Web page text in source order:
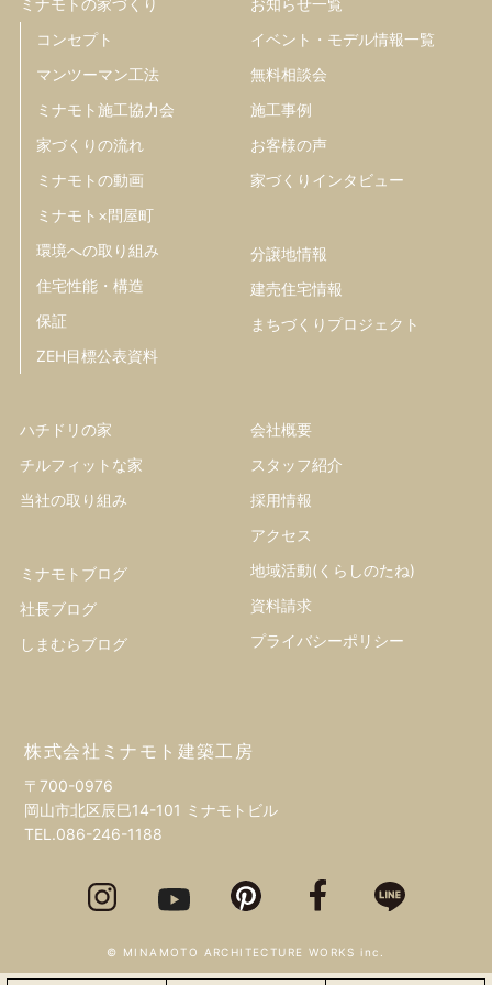
ミナモトの家づくり
コンセプト
マンツーマン工法
ミナモト施工協力会
家づくりの流れ
ミナモトの動画
ミナモト×問屋町
環境への取り組み
住宅性能・構造
保証
ZEH目標公表資料
お知らせ一覧
イベント・モデル情報一覧
無料相談会
施工事例
お客様の声
家づくりインタビュー
分譲地情報
建売住宅情報
まちづくりプロジェクト
ハチドリの家
チルフィットな家
当社の取り組み
ミナモトブログ
社長ブログ
しまむらブログ
会社概要
スタッフ紹介
採用情報
アクセス
地域活動(くらしのたね)
資料請求
プライバシーポリシー
株式会社ミナモト建築工房
〒700-0976
岡山市北区辰巳14-101 ミナモトビル
TEL.086-246-1188
© MINAMOTO ARCHITECTURE WORKS inc.